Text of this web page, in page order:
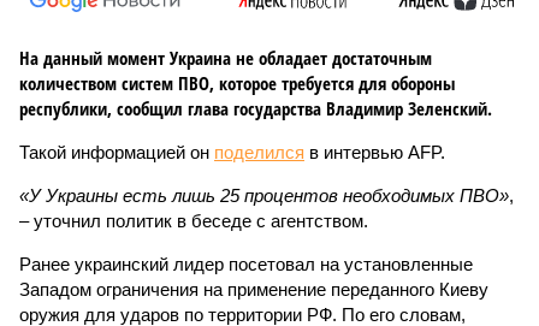
На данный момент Украина не обладает достаточным
количеством систем ПВО, которое требуется для обороны
республики, сообщил глава государства Владимир Зеленский.
Такой информацией он поделился в интервью AFP.
«У Украины есть лишь 25 процентов необходимых ПВО»,
– уточнил политик в беседе с агентством.
Ранее украинский лидер посетовал на установленные
Западом ограничения на применение переданного Киеву
оружия для ударов по территории РФ. По его словам,